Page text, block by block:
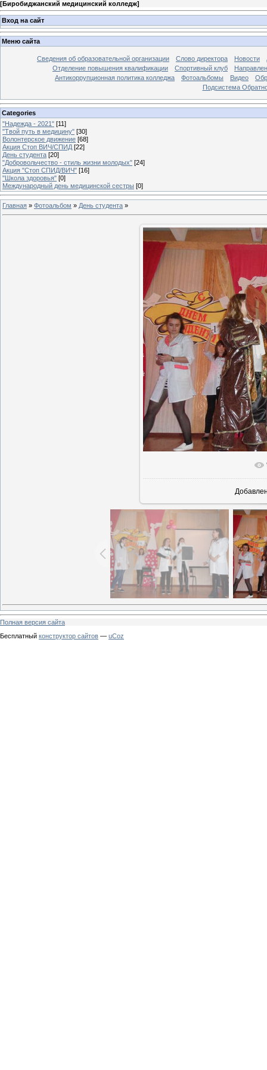
[Биробиджанский медицинский колледж]
Вход на сайт
Меню сайта
Сведения об образовательной организации Слово директора Новости
Отделение повышения квалификации
Спортивный клуб
Антикоррупционная политика колледжа
Фотоальбомы Видео
Подсистема
Categories
"Надежда - 2021" [11]
"Твой путь в медицину" [30]
Волонтерское движение [68]
Акция Стоп ВИЧ/СПИД [22]
День студента [20]
"Добровольчество - стиль жизни молодых" [24]
Акция "Стоп СПИД/ВИЧ" [16]
"Школа здоровья" [0]
Международный день медицинской сестры [0]
Главная » Фотоальбом » День студента »
В
Полная версия сайта
Бесплатный конструктор сайтов — uCoz